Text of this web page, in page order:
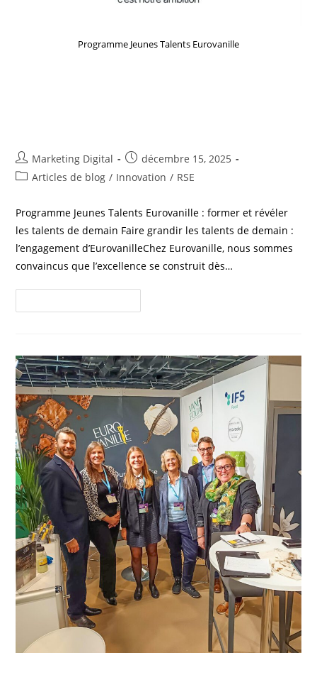
Programme Jeunes Talents Eurovanille
Marketing Digital
décembre 15, 2025
Articles de blog / Innovation / RSE
Programme Jeunes Talents Eurovanille : former et révéler
les talents de demain Faire grandir les talents de demain :
l’engagement d’EurovanilleChez Eurovanille, nous sommes
convaincus que l’excellence se construit dès…